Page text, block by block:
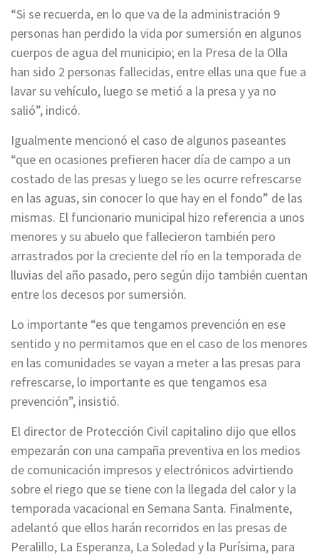
“Si se recuerda, en lo que va de la administración 9
personas han perdido la vida por sumersión en algunos
cuerpos de agua del municipio; en la Presa de la Olla
han sido 2 personas fallecidas, entre ellas una que fue a
lavar su vehículo, luego se metió a la presa y ya no
salió”, indicó.
Igualmente mencionó el caso de algunos paseantes
“que en ocasiones prefieren hacer día de campo a un
costado de las presas y luego se les ocurre refrescarse
en las aguas, sin conocer lo que hay en el fondo” de las
mismas. El funcionario municipal hizo referencia a unos
menores y su abuelo que fallecieron también pero
arrastrados por la creciente del río en la temporada de
lluvias del año pasado, pero según dijo también cuentan
entre los decesos por sumersión.
Lo importante “es que tengamos prevención en ese
sentido y no permitamos que en el caso de los menores
en las comunidades se vayan a meter a las presas para
refrescarse, lo importante es que tengamos esa
prevención”, insistió.
El director de Protección Civil capitalino dijo que ellos
empezarán con una campaña preventiva en los medios
de comunicación impresos y electrónicos advirtiendo
sobre el riego que se tiene con la llegada del calor y la
temporada vacacional en Semana Santa. Finalmente,
adelantó que ellos harán recorridos en las presas de
Peralillo, La Esperanza, La Soledad y la Purísima, para